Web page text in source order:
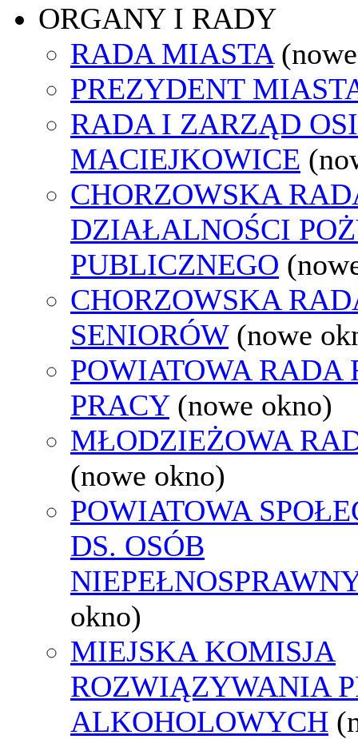
ORGANY I RADY
RADA MIASTA
PREZYDENT
RADA I ZARZĄD
MACIEJKOWICE
CHORZOWSKA
DZIAŁALNOŚCI
PUBLICZNEGO
CHORZOWSKA
SENIORÓW (nowe
POWIATOWA RADA
PRACY (nowe okno)
MŁODZIEŻOWA
(nowe okno)
POWIATOWA
DS. OSÓB
okno)
MIEJSKA KOMISJA
ROZWIĄZYWANIA
ALKOHOLOWYCH